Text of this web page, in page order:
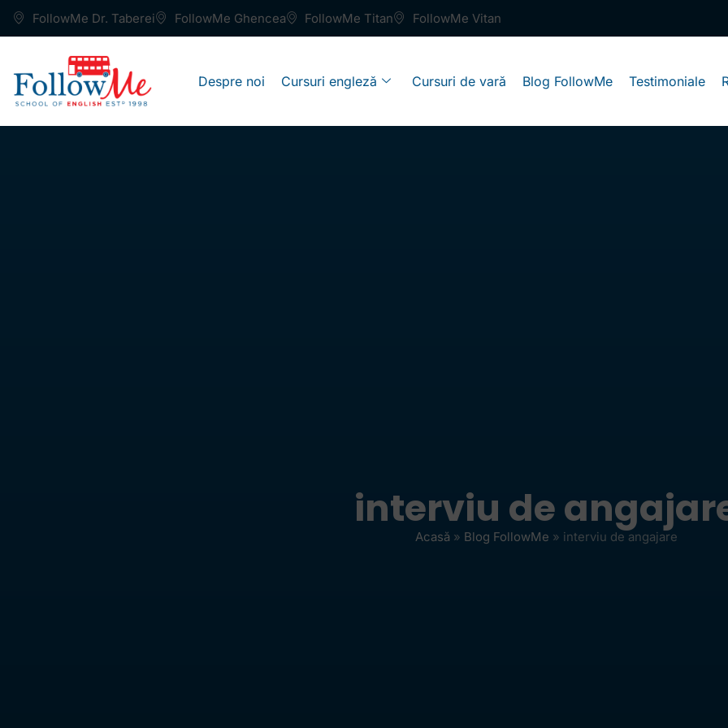
FollowMe Dr. Taberei FollowMe Ghencea FollowMe Titan FollowMe Vitan
Despre noi Cursuri engleză Cursuri de vară Blog FollowMe Testimoniale
interviu de
Acasă » Blog FollowMe » interviu de angajare